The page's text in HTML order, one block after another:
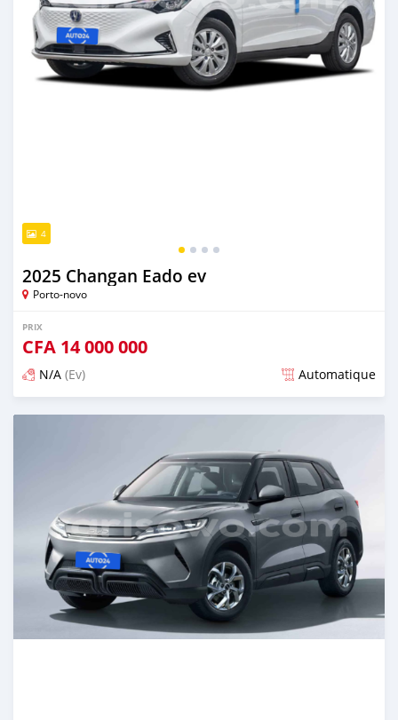
4
2025 Changan Eado ev
Porto-novo
PRIX
CFA 14 000 000
N/A (Ev) Automatique
Publié il y a plus d'un an